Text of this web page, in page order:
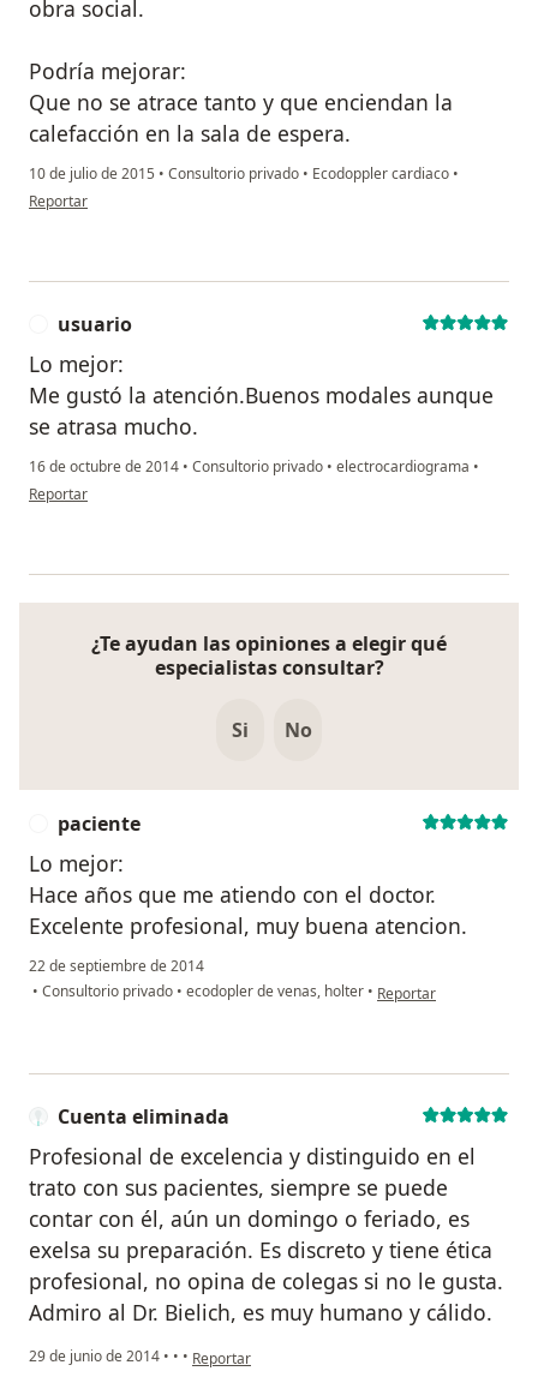
obra social.
Podría mejorar:
Que no se atrace tanto y que enciendan la
calefacción en la sala de espera.
10 de julio de 2015 • Consultorio privado • Ecodoppler cardiaco •
en opinión del usuario paciente
Reportar
usuario
Lo mejor:
Me gustó la atención.Buenos modales aunque
se atrasa mucho.
16 de octubre de 2014 • Consultorio privado • electrocardiograma •
en opinión del usuario usuario
Reportar
¿Te ayudan las opiniones a elegir qué
especialistas consultar?
Si No
paciente
Lo mejor:
Hace años que me atiendo con el doctor.
Excelente profesional, muy buena atencion.
22 de septiembre de 2014
• Consultorio privado • ecodopler de venas, holter • en opinión del usuario
Reportar
Cuenta eliminada
Profesional de excelencia y distinguido en el
trato con sus pacientes, siempre se puede
contar con él, aún un domingo o feriado, es
exelsa su preparación. Es discreto y tiene ética
profesional, no opina de colegas si no le gusta.
Admiro al Dr. Bielich, es muy humano y cálido.
29 de junio de 2014 • • • en opinión del usuario Cuenta eliminada
Reportar